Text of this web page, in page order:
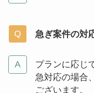
急ぎ案件の対
プランに応じ
急対応の場合
ございます。